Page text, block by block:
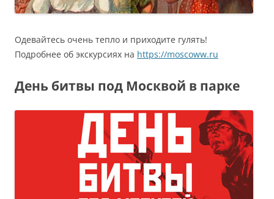
Одевайтесь очень тепло и приходите гулять!
Подробнее об экскурсиях на https://moscoww.ru
День битвы под Москвой в парке